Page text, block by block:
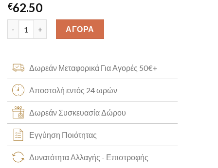
€62.50
Καρφωτά Σκουλαρίκια "Αστερίας" Κ9 [32e0054] quantity
ΑΓΟΡΑ
Δωρεάν Μεταφορικά Για Αγορές 50€+
Αποστολή εντός 24 ωρών
Δωρεάν Συσκευασία Δώρου
Εγγύηση Ποιότητας
Δυνατότητα Αλλαγής - Επιστροφής